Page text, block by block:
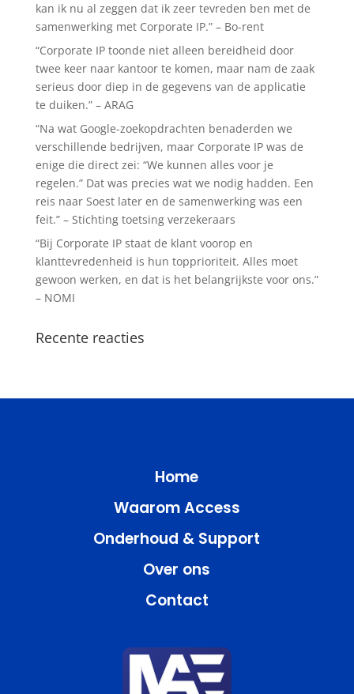
kan ik nu al zeggen dat ik zeer tevreden ben met de
samenwerking met Corporate IP.” – Bo-rent
“Corporate IP toonde niet alleen bereidheid door
twee keer naar kantoor te komen, maar nam de zaak
serieus door diep in de gegevens van de applicatie
te duiken.” – ARAG
“Na wat Google-zoekopdrachten benaderden we
verschillende bedrijven, maar Corporate IP was de
enige die direct zei: “We kunnen alles voor je
regelen.” Dat was precies wat we nodig hadden. Een
reis naar Soest later en de samenwerking was een
feit.” – Stichting toetsing verzekeraars
“Bij Corporate IP staat de klant voorop en
klanttevredenheid is hun topprioriteit. Alles moet
gewoon werken, en dat is het belangrijkste voor ons.”
– NOMI
Recente reacties
Home
Waarom Access
Onderhoud & Support
Over ons
Contact